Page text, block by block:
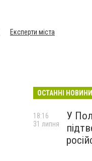
Експерти міста
ОСТАННІ НОВИНИ
У
18:16
31 липня